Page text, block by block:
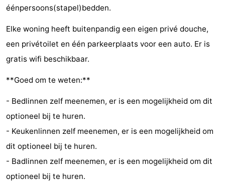
Uitkijkpunten
Attracties
-
Speeltuinen
-
Binnenspeeltuinen
Bowlen
Wellness
centra
Dorpen
&
Natuur
éénpersoons(stapel)bedden.
Elke woning heeft buitenpandig een eigen privé douche,
een privétoilet en één parkeerplaats voor een auto. Er is
gratis wifi beschikbaar.
**Goed om te weten:**
- Bedlinnen zelf meenemen, er is een mogelijkheid om dit
optioneel bij te huren.
- Keukenlinnen zelf meenemen, er is een mogelijkheid om
dit optioneel bij te huren.
- Badlinnen zelf meenemen, er is een mogelijkheid om dit
optioneel bij te huren.